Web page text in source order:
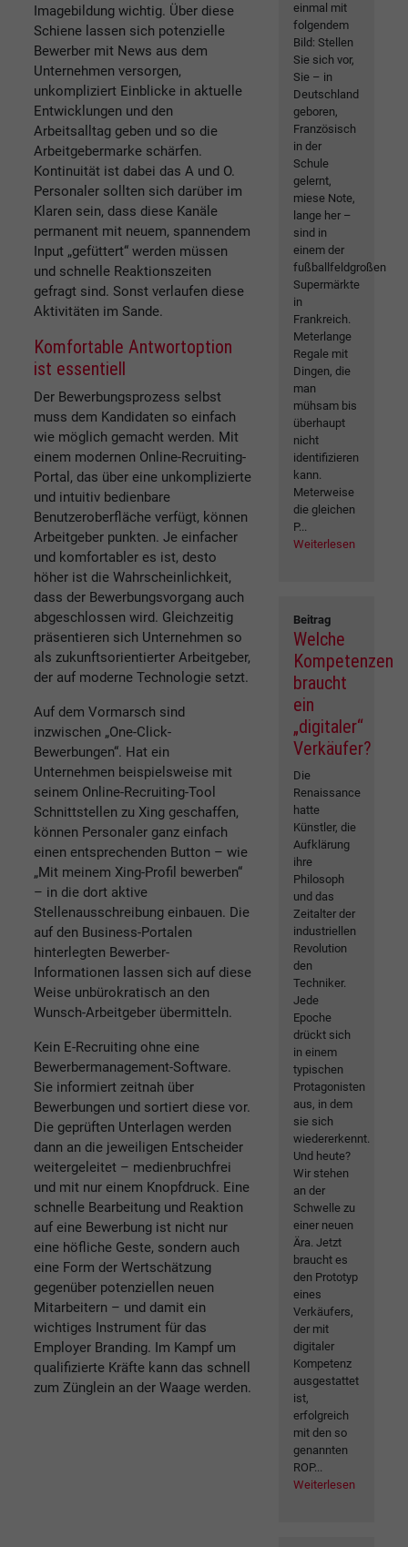
Imagebildung wichtig. Über diese
Schiene lassen sich potenzielle
Bewerber mit News aus dem
Unternehmen versorgen,
unkompliziert Einblicke in aktuelle
Entwicklungen und den
Arbeitsalltag geben und so die
Arbeitgebermarke schärfen.
Kontinuität ist dabei das A und O.
Personaler sollten sich darüber im
Klaren sein, dass diese Kanäle
permanent mit neuem, spannendem
Input „gefüttert“ werden müssen
und schnelle Reaktionszeiten
gefragt sind. Sonst verlaufen diese
Aktivitäten im Sande.
Komfortable Antwortoption
ist essentiell
Der Bewerbungsprozess selbst
muss dem Kandidaten so einfach
wie möglich gemacht werden. Mit
einem modernen Online-Recruiting-
Portal, das über eine unkomplizierte
und intuitiv bedienbare
Benutzeroberfläche verfügt, können
Arbeitgeber punkten. Je einfacher
und komfortabler es ist, desto
höher ist die Wahrscheinlichkeit,
dass der Bewerbungsvorgang auch
abgeschlossen wird. Gleichzeitig
präsentieren sich Unternehmen so
als zukunftsorientierter Arbeitgeber,
der auf moderne Technologie setzt.
Auf dem Vormarsch sind
inzwischen „One-Click-
Bewerbungen“. Hat ein
Unternehmen beispielsweise mit
seinem Online-Recruiting-Tool
Schnittstellen zu Xing geschaffen,
können Personaler ganz einfach
einen entsprechenden Button – wie
„Mit meinem Xing-Profil bewerben“
– in die dort aktive
Stellenausschreibung einbauen. Die
auf den Business-Portalen
hinterlegten Bewerber-
Informationen lassen sich auf diese
Weise unbürokratisch an den
Wunsch-Arbeitgeber übermitteln.
Kein E-Recruiting ohne eine
Bewerbermanagement-Software.
Sie informiert zeitnah über
Bewerbungen und sortiert diese vor.
Die geprüften Unterlagen werden
dann an die jeweiligen Entscheider
weitergeleitet – medienbruchfrei
und mit nur einem Knopfdruck. Eine
schnelle Bearbeitung und Reaktion
auf eine Bewerbung ist nicht nur
eine höfliche Geste, sondern auch
eine Form der Wertschätzung
gegenüber potenziellen neuen
Mitarbeitern – und damit ein
wichtiges Instrument für das
Employer Branding. Im Kampf um
qualifizierte Kräfte kann das schnell
zum Zünglein an der Waage werden.
einmal mit
folgendem
Bild: Stellen
Sie sich vor,
Sie – in
Deutschland
geboren,
Französisch
in der
Schule
gelernt,
miese Note,
lange her –
sind in
einem der
fußballfeldgroßen
Supermärkte
in
Frankreich.
Meterlange
Regale mit
Dingen, die
man
mühsam bis
überhaupt
nicht
identifizieren
kann.
Meterweise
die gleichen
P...
Weiterlesen
Beitrag
Welche
Kompetenzen
braucht
ein
„digitaler“
Verkäufer?
Die
Renaissance
hatte
Künstler, die
Aufklärung
ihre
Philosoph
und das
Zeitalter der
industriellen
Revolution
den
Techniker.
Jede
Epoche
drückt sich
in einem
typischen
Protagonisten
aus, in dem
sie sich
wiedererkennt.
Und heute?
Wir stehen
an der
Schwelle zu
einer neuen
Ära. Jetzt
braucht es
den Prototyp
eines
Verkäufers,
der mit
digitaler
Kompetenz
ausgestattet
ist,
erfolgreich
mit den so
genannten
ROP...
Weiterlesen